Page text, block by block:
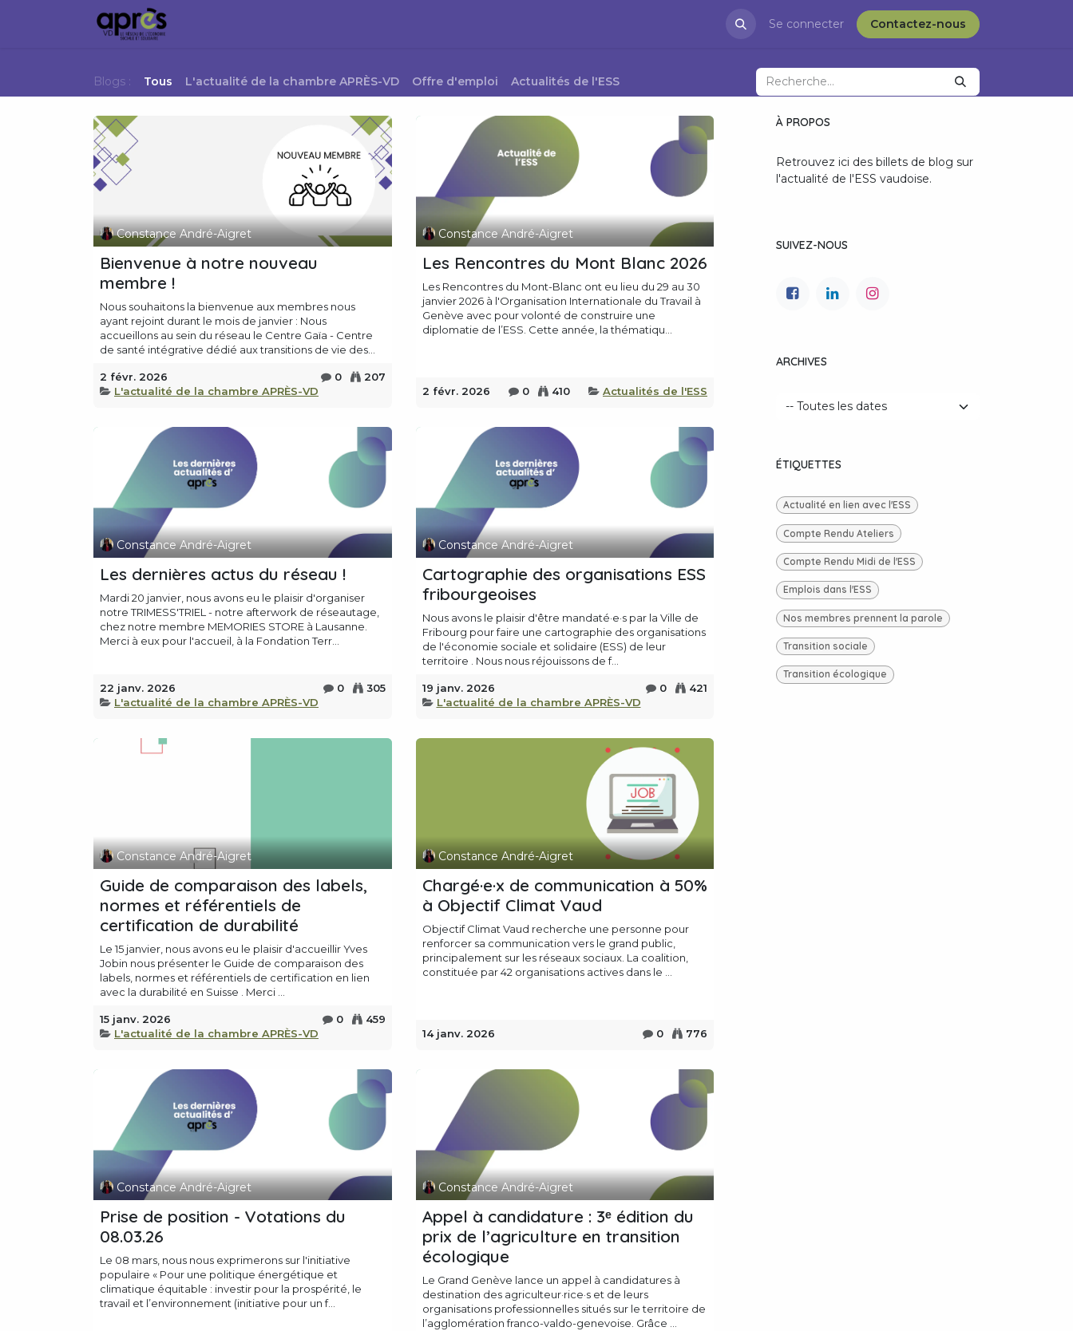
Prestations Blog APRÈS-VD et l'ESS
Se connecter Contactez-nous
Blogs : Tous L'actualité de la chambre APRÈS-VD Offre d'emploi Actualités de l'ESS
Constance André-Aigret
Bienvenue à notre nouveau
membre !
Nous souhaitons la bienvenue aux membres nous
ayant rejoint durant le mois de janvier : Nous
accueillons au sein du réseau le Centre Gaïa - Centre
de santé intégrative dédié aux transitions de vie des...
2 févr. 2026 0
207
L'actualité de la chambre APRÈS-VD
Constance André-Aigret
Les Rencontres du Mont Blanc 2026
Les Rencontres du Mont-Blanc ont eu lieu du 29 au 30
janvier 2026 à l'Organisation Internationale du Travail à
Genève avec pour volonté de construire une
diplomatie de l’ESS. Cette année, la thématiqu...
2 févr. 2026 0 410 Actualités de l'ESS
Constance André-Aigret
Les dernières actus du réseau !
Mardi 20 janvier, nous avons eu le plaisir d'organiser
notre TRIMESS'TRIEL - notre afterwork de réseautage,
chez notre membre MEMORIES STORE à Lausanne.
Merci à eux pour l'accueil, à la Fondation Terr...
22 janv. 2026 0
305
L'actualité de la chambre APRÈS-VD
Constance André-Aigret
Cartographie des organisations ESS
fribourgeoises
Nous avons le plaisir d'être mandaté·e·s par la Ville de
Fribourg pour faire une cartographie des organisations
de l'économie sociale et solidaire (ESS) de leur
territoire . Nous nous réjouissons de f...
19 janv. 2026 0
421
L'actualité de la chambre APRÈS-VD
Constance André-Aigret
Guide de comparaison des labels,
normes et référentiels de
certification de durabilité
Le 15 janvier, nous avons eu le plaisir d'accueillir Yves
Jobin nous présenter le Guide de comparaison des
labels, normes et référentiels de certification en lien
avec la durabilité en Suisse . Merci ...
15 janv. 2026 0
459
L'actualité de la chambre APRÈS-VD
Constance André-Aigret
Chargé·e·x de communication à 50%
à Objectif Climat Vaud
Objectif Climat Vaud recherche une personne pour
renforcer sa communication vers le grand public,
principalement sur les réseaux sociaux. La coalition,
constituée par 42 organisations actives dans le ...
14 janv. 2026 0 776
Constance André-Aigret
Prise de position - Votations du
08.03.26
Le 08 mars, nous nous exprimerons sur l'initiative
populaire « Pour une politique énergétique et
climatique équitable : investir pour la prospérité, le
travail et l’environnement (initiative pour un f...
Constance André-Aigret
Appel à candidature : 3ᵉ édition du
prix de l’agriculture en transition
écologique
Le Grand Genève lance un appel à candidatures à
destination des agriculteur·rice·s et de leurs
organisations professionnelles situés sur le territoire de
l’agglomération franco-valdo-genevoise. Grâce ...
À PROPOS
Retrouvez ici des billets de blog sur
l'actualité de l'ESS vaudoise.
SUIVEZ-NOUS
ARCHIVES
ÉTIQUETTES
Actualité en lien avec l'ESS
Compte Rendu Ateliers
Compte Rendu Midi de l'ESS
Emplois dans l'ESS
Nos membres prennent la parole
Transition sociale
Transition écologique